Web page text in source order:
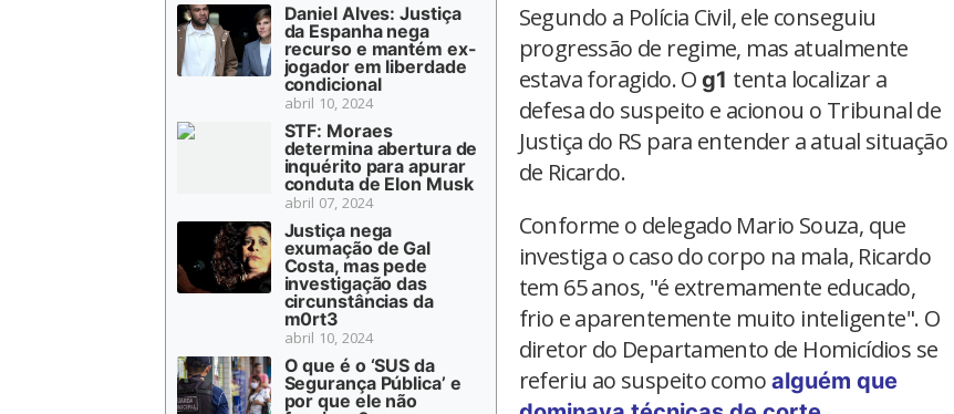
Daniel Alves: Justiça
da Espanha nega
recurso e mantém ex-
jogador em liberdade
condicional
abril 10, 2024
STF: Moraes
determina abertura de
inquérito para apurar
conduta de Elon Musk
abril 07, 2024
Justiça nega
exumação de Gal
Costa, mas pede
investigação das
circunstâncias da
m0rt3
abril 10, 2024
O que é o ‘SUS da
Segurança Pública’ e
por que ele não
Segundo a Polícia Civil, ele conseguiu
progressão de regime, mas atualmente
estava foragido. Og1 tenta localizar a
defesa do suspeito e acionou o Tribunal de
Justiça do RS para entender a atual situação
de Ricardo.
Conforme o delegado Mario Souza, que
investiga o caso do corpo na mala, Ricardo
tem 65 anos, "é extremamente educado,
frio e aparentemente muito inteligente". O
diretor do Departamento de Homicídios se
referiu ao suspeito como alguém que